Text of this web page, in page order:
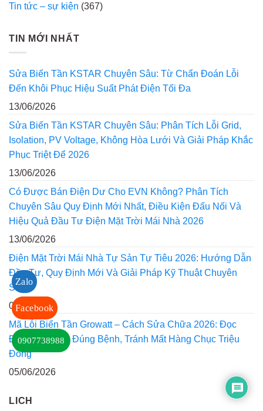
Tin tức – sự kiện (367)
TIN MỚI NHẤT
Sửa Biến Tần KSTAR Chuyên Sâu: Từ Chẩn Đoán Lỗi
Đến Khôi Phục Hiệu Suất Phát Điện Tối Đa
13/06/2026
Sửa Biến Tần KSTAR Chuyên Sâu: Phân Tích Lỗi Grid,
Isolation, PV Voltage, Không Hòa Lưới Và Giải Pháp Khắc
Phục Triệt Để 2026
13/06/2026
Có Được Bán Điện Dư Cho EVN Không? Phân Tích
Chuyên Sâu Quy Định Mới Nhất, Điều Kiện Đấu Nối Và
Hiệu Quả Đầu Tư Điện Mặt Trời Mái Nhà 2026
13/06/2026
Điện Mặt Trời Mái Nhà Tự Sản Tự Tiêu 2026: Hướng Dẫn
Đầu Tư, Quy Định Mới Và Giải Pháp Kỹ Thuật Chuyên
Sâu
05/06/2026
Mã Lỗi Biến Tần Growatt – Cách Sửa Chữa 2026: Đọc
Đúng Lỗi, Sửa Đúng Bệnh, Tránh Mất Hàng Chục Triệu
Đồng
05/06/2026
LICH
Zalo
Facebook
0907738988